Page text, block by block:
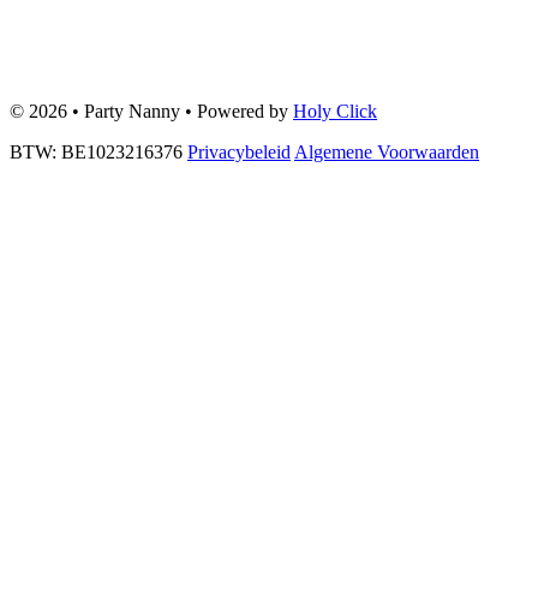
© 2026 • Party Nanny • Powered by Holy Click
BTW: BE1023216376 Privacybeleid Algemene Voorwaarden